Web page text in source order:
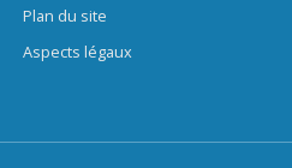
Plan du site
Aspects légaux